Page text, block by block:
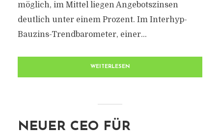
möglich, im Mittel liegen Angebotszinsen
deutlich unter einem Prozent. Im Interhyp-
Bauzins-Trendbarometer, einer...
WEITERLESEN
NEUER CEO FÜR